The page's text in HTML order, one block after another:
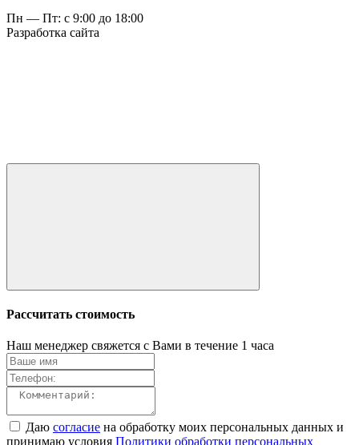
Пн — Пт: с 9:00 до 18:00
Разработка сайта
Рассчитать стоимость
Наш менеджер свяжется с Вами в течение 1 часа
Даю согласие на обработку моих персональных данных и
принимаю условия Политики обработки персональных